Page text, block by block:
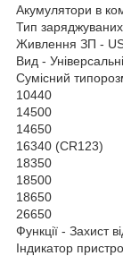
Акумулятори в
Тип заряджуваних
Живлення ЗП -
Вид - Універсальні
Сумісний
10440
14500
14650
16340 (CR123)
18350
18500
18650
26650
Функції - Захист
Індикатор